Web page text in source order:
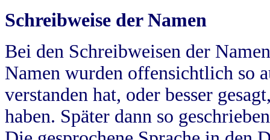
Schreibweise der Namen
Bei den Schreibweisen der
Namen wurden offensichtlich so
verstanden hat, oder besser
haben. Später dann so